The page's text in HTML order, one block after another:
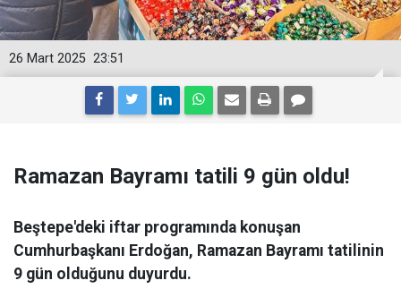
23:51
26 Mart 2025
Ramazan Bayramı tatili 9 gün oldu!
Beştepe'deki iftar programında konuşan
Cumhurbaşkanı Erdoğan, Ramazan Bayramı tatilinin
9 gün olduğunu duyurdu.